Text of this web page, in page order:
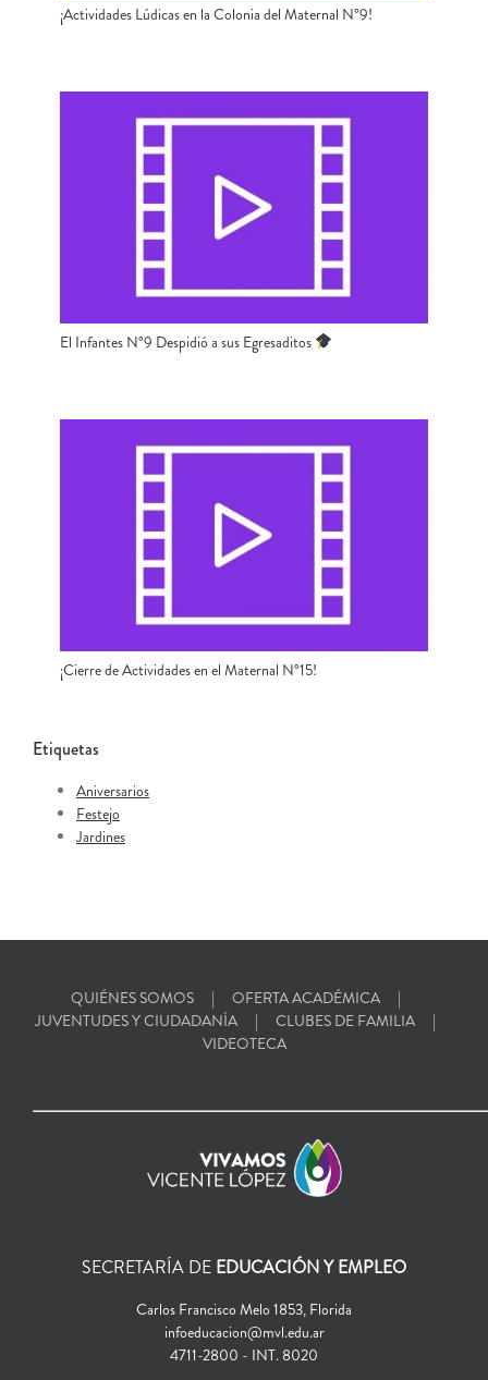
¡Actividades Lúdicas en la Colonia del Maternal N°9!
El Infantes N°9 Despidió a sus Egresaditos
¡Cierre de Actividades en el Maternal N°15!
Etiquetas
Aniversarios
Festejo
Jardines
QUIÉNES SOMOS
OFERTA ACADÉMICA
JUVENTUDES Y CIUDADANÍA
CLUBES DE FAMILIA
VIDEOTECA
SECRETARÍA DE EDUCACIÓN Y EMPLEO
Carlos Francisco Melo 1853, Florida
infoeducacion@mvl.edu.ar
4711-2800 - INT. 8020